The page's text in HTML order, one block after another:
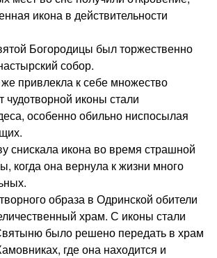
икона в действительности
Богородицы был торжественно
собор.
привлекла к себе множество
чудотворной иконы стали
особенно обильно ниспосылая
икона во время страшной
когда она вернула к жизни много
образа в Одринской обители
храм. С иконы стали
было решено передать в храм
где она находится и